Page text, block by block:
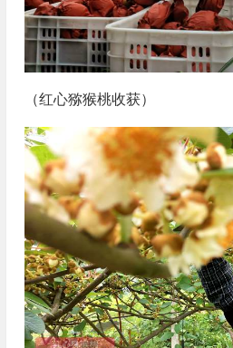
（红心猕猴桃收获）